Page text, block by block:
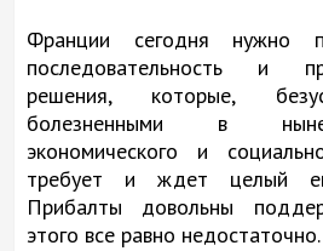
Франции сегодня нужно
последовательность и
решения, которые,
болезненными в
экономического и
требует и ждет целый
Прибалты довольны
этого все равно недостаточно.